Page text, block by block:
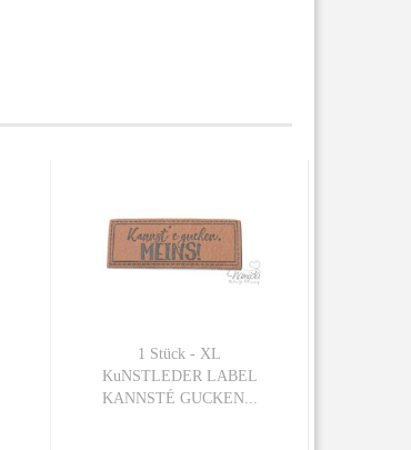
1 Stück - XL
KuNSTLEDER LABEL
KANNSTÉ GUCKEN...